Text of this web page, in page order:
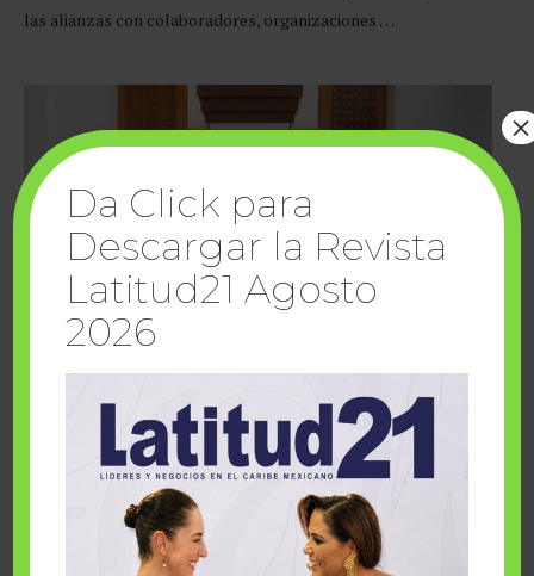
las alianzas con colaboradores, organizaciones …
Cuando la solidaridad inspira; cumplen
sueños Fairmont Mayakoba y Make-A-Wish
Da Click para
Descargar la Revista
Latitud21 Agosto
2026
×